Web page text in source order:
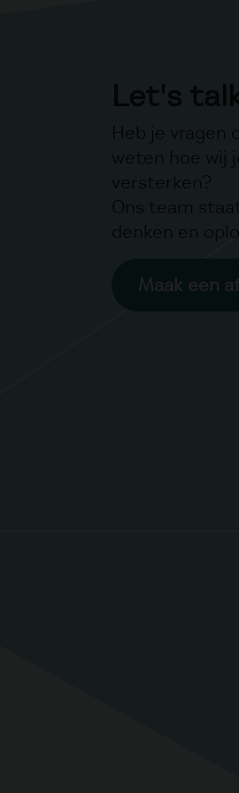
Heb je vragen
weten hoe wij
Ons team
denken en
Maak een